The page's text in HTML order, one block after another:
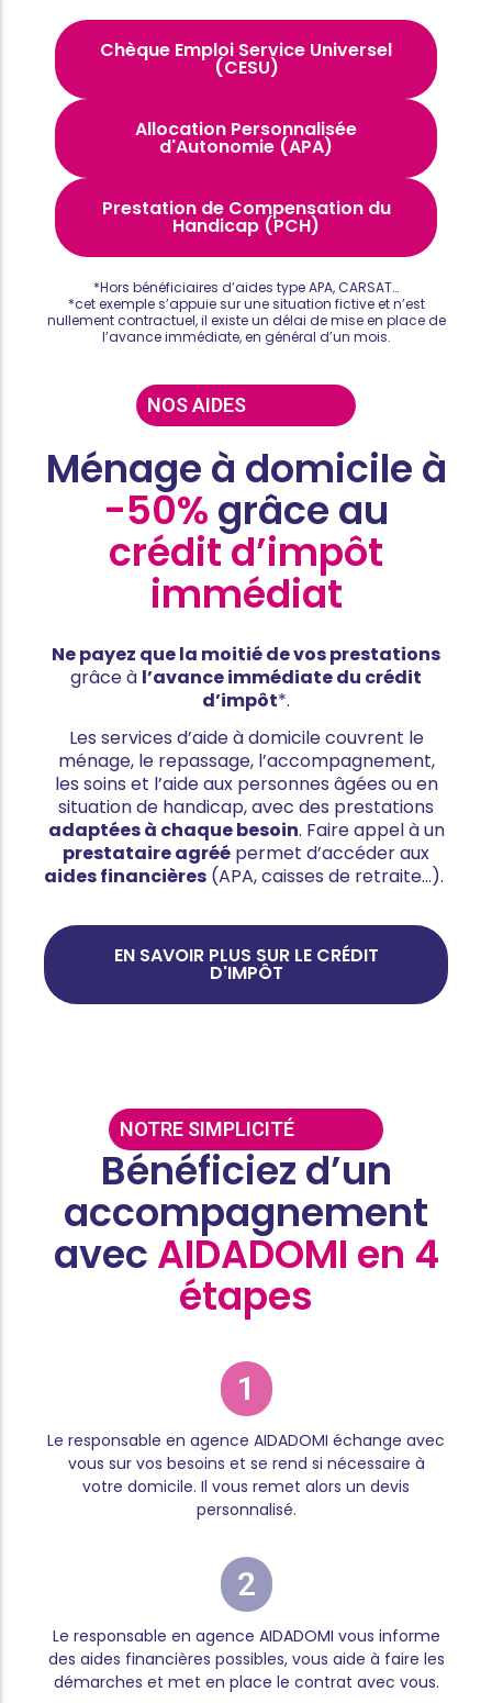
Chèque Emploi Service Universel
(CESU)
Allocation Personnalisée
d'Autonomie (APA)
Prestation de Compensation du
Handicap (PCH)
*Hors bénéficiaires d’aides type APA, CARSAT…
*cet exemple s’appuie sur une situation fictive et n’est
nullement contractuel, il existe un délai de mise en place de
l’avance immédiate, en général d’un mois.
NOS AIDES
Ménage à domicile à
-50% grâce au
crédit d’impôt
immédiat
Ne payez que la moitié de vos prestations
grâce à l’avance immédiate du crédit
d’impôt*.
Les services d’aide à domicile couvrent le
ménage, le repassage, l’accompagnement,
les soins et l’aide aux personnes âgées ou en
situation de handicap, avec des prestations
adaptées à chaque besoin. Faire appel à un
prestataire agréé permet d’accéder aux
aides financières (APA, caisses de retraite…).
EN SAVOIR PLUS SUR LE CRÉDIT
D'IMPÔT
NOTRE SIMPLICITÉ
Bénéficiez d’un
accompagnement
avec AIDADOMI en 4
étapes
1
Le responsable en agence AIDADOMI échange avec
vous sur vos besoins et se rend si nécessaire à
votre domicile. Il vous remet alors un devis
personnalisé.
2
Le responsable en agence AIDADOMI vous informe
des aides financières possibles, vous aide à faire les
démarches et met en place le contrat avec vous.